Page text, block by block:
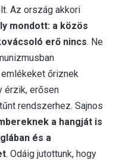
Az ország akkori
mondott: a közös
erő nincs. Ne
őriznek
érzik, erősen
rendszerhez. Sajnos
a hangját is
és a
. Odáig jutottunk, hogy